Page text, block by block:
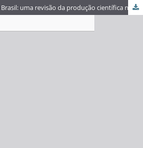
Marketing digital no Brasil: uma revisão da produção científica na Web of Science (2006–2024)